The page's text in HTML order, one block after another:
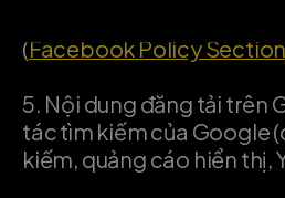
(Facebook Policy Section
5. Nội dung đăng tải trên
tác tìm kiếm của Google
kiếm, quảng cáo hiển thị,